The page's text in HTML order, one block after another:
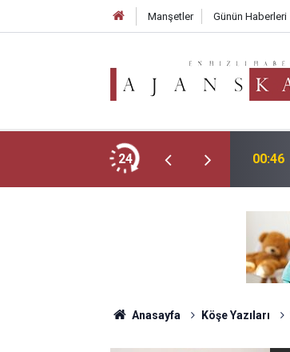
Manşetler Günün Haberleri
24
Bu Kurallara Dikkat! Resmi Yönetmelik
00:46
Anasayfa Köşe Yazıları